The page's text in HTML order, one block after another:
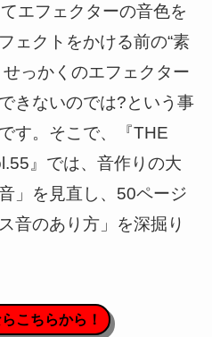
エフェクターの音色を
ェクトをかける前の“素
っかくのエフェクター
きないのでは?という事
す。そこで、『THE
』では、音作りの大
」を見直し、50ページ
音のあり方」を深掘り
こちらから！